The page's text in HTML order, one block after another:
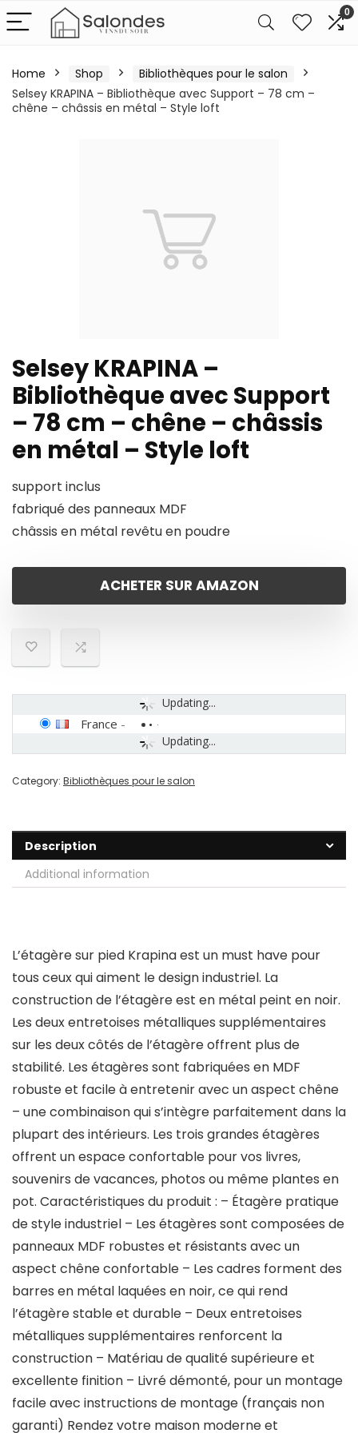
0
Home Shop
Bibliothèques pour le salon
Selsey KRAPINA – Bibliothèque avec Support – 78 cm –
chêne – châssis en métal – Style loft
Selsey KRAPINA –
Bibliothèque avec Support
– 78 cm – chêne – châssis
en métal – Style loft
support inclus
fabriqué des panneaux MDF
châssis en métal revêtu en poudre
ACHETER SUR AMAZON
Updating...
Updating...
France -
Category: Bibliothèques pour le salon
Description
Additional information
L’étagère sur pied Krapina est un must have pour
tous ceux qui aiment le design industriel. La
construction de l’étagère est en métal peint en noir.
Les deux entretoises métalliques supplémentaires
sur les deux côtés de l’étagère offrent plus de
stabilité. Les étagères sont fabriquées en MDF
robuste et facile à entretenir avec un aspect chêne
– une combinaison qui s’intègre parfaitement dans la
plupart des intérieurs. Les trois grandes étagères
offrent un espace confortable pour vos livres,
souvenirs de vacances, photos ou même plantes en
pot. Caractéristiques du produit : – Étagère pratique
de style industriel – Les étagères sont composées de
panneaux MDF robustes et résistants avec un
aspect chêne confortable – Les cadres forment des
barres en métal laquées en noir, ce qui rend
l’étagère stable et durable – Deux entretoises
métalliques supplémentaires renforcent la
construction – Matériau de qualité supérieure et
excellente finition – Livré démonté, pour un montage
facile avec instructions de montage (français non
garanti) Rendez votre maison moderne et